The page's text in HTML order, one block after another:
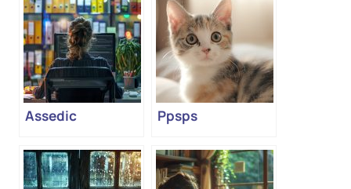
Assedic Ppsps